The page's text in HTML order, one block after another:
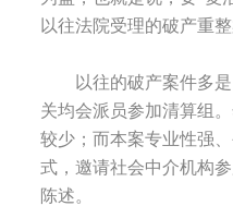
以往法院受理的破产重
以往的破产案件多是
关均会派员参加清算组
较少；而本案专业性强
式，邀请社会中介机构
陈述。